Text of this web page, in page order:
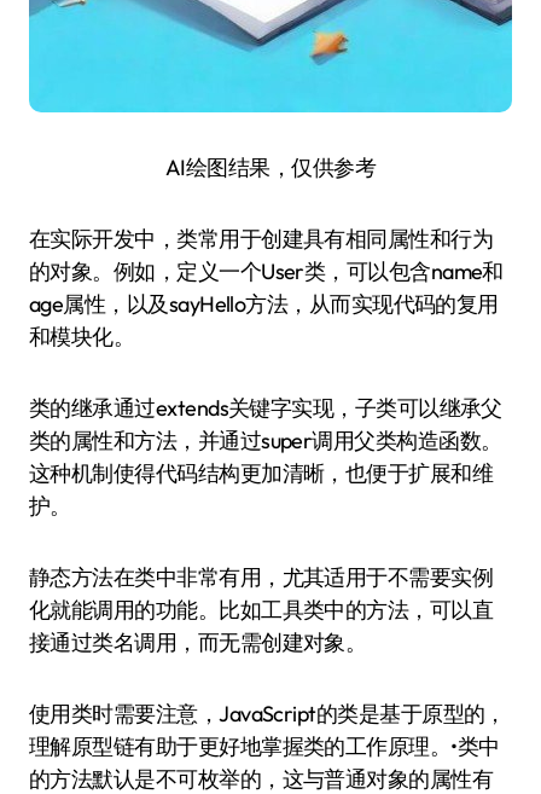
AI绘图结果，仅供参考
在实际开发中，类常用于创建具有相同属性和行为
的对象。例如，定义一个User类，可以包含name和
age属性，以及sayHello方法，从而实现代码的复用
和模块化。
类的继承通过extends关键字实现，子类可以继承父
类的属性和方法，并通过super调用父类构造函数。
这种机制使得代码结构更加清晰，也便于扩展和维
护。
静态方法在类中非常有用，尤其适用于不需要实例
化就能调用的功能。比如工具类中的方法，可以直
接通过类名调用，而无需创建对象。
使用类时需要注意，JavaScript的类是基于原型的，
理解原型链有助于更好地掌握类的工作原理。•类中
的方法默认是不可枚举的，这与普通对象的属性有